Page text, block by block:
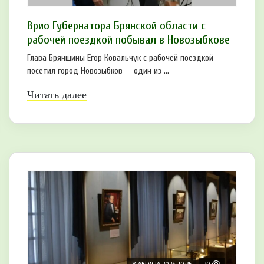
Врио Губернатора Брянской области с
рабочей поездкой побывал в Новозыбкове
Глава Брянщины Егор Ковальчук с рабочей поездкой
посетил город Новозыбков — один из ...
Читать далее